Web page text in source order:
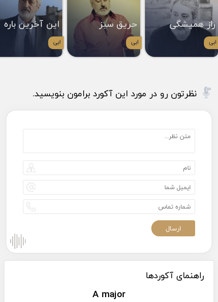
راز همیشگی
ابی
حریق سبز
ابی
این آخرین باره
ابی
نظرتون رو در مورد این آکورد برامون بنویسید.
راهنمای آکوردها
A major